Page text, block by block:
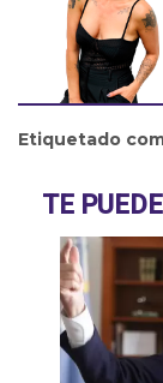
Etiquetado
TE